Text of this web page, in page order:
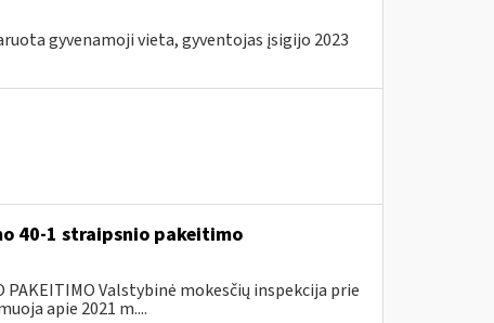
gyvenamoji vieta, gyventojas įsigijo 2023
40-1 straipsnio pakeitimo
PAKEITIMO Valstybinė mokesčių inspekcija prie
apie 2021 m....